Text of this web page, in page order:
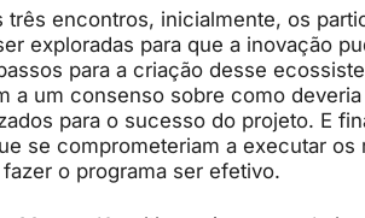
três encontros, inicialmente, os
exploradas para que a inovação
para a criação desse
a um consenso sobre como
para o sucesso do projeto. E
se comprometeriam a executar
o programa ser efetivo.